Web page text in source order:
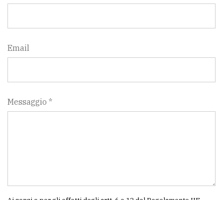
Email
Messaggio *